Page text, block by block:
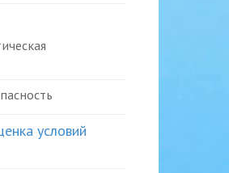
условий